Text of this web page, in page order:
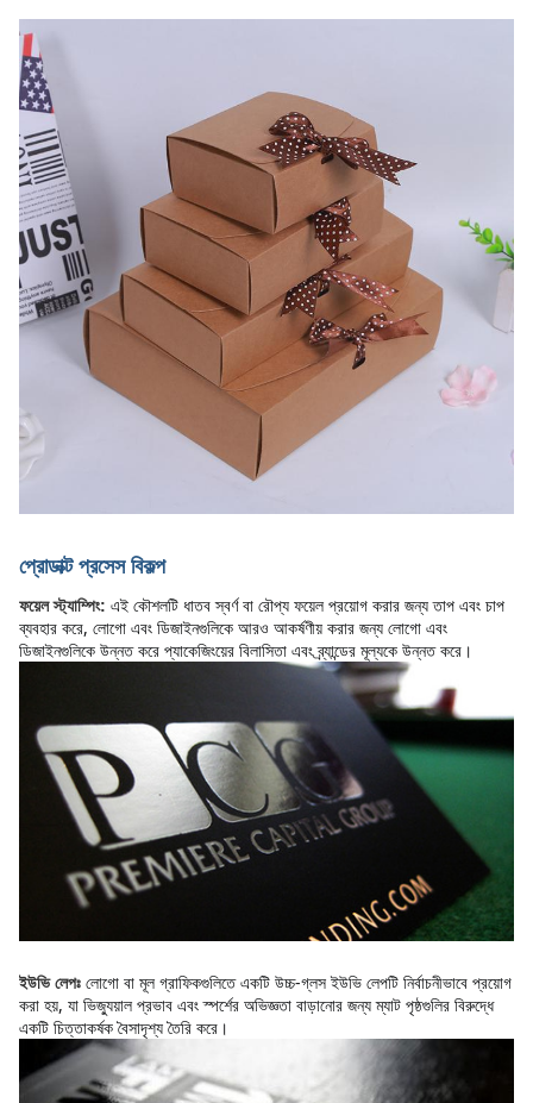
প্রোডাক্ট প্রসেস বিকল্প
ফয়েল স্ট্যাম্পিং: এই কৌশলটি ধাতব স্বর্ণ বা রৌপ্য ফয়েল প্রয়োগ করার জন্য তাপ এবং চাপ
ব্যবহার করে, লোগো এবং ডিজাইনগুলিকে আরও আকর্ষণীয় করার জন্য লোগো এবং
ডিজাইনগুলিকে উন্নত করে প্যাকেজিংয়ের বিলাসিতা এবং ব্র্যান্ডের মূল্যকে উন্নত করে।
ইউভি লেপঃ লোগো বা মূল গ্রাফিকগুলিতে একটি উচ্চ-গ্লস ইউভি লেপটি নির্বাচনীভাবে প্রয়োগ
করা হয়, যা ভিজ্যুয়াল প্রভাব এবং স্পর্শের অভিজ্ঞতা বাড়ানোর জন্য ম্যাট পৃষ্ঠগুলির বিরুদ্ধে
একটি চিত্তাকর্ষক বৈসাদৃশ্য তৈরি করে।